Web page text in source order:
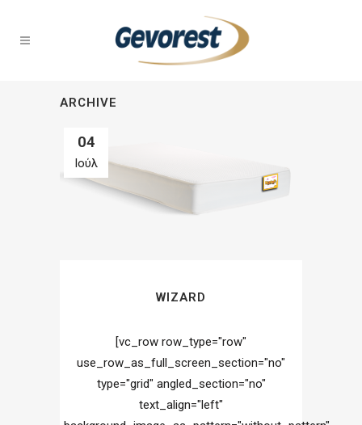
ARCHIVE
04
Ιούλ
WIZARD
[vc_row row_type="row"
use_row_as_full_screen_section="no"
type="grid" angled_section="no"
text_align="left"